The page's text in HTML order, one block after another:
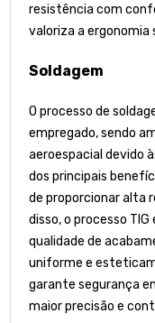
resistência com
valoriza a ergonomia
Soldagem
O processo de
empregado, sendo
aeroespacial devido
dos principais
de proporcionar alta
disso, o processo
qualidade de
uniforme e
garante segurança
maior precisão e